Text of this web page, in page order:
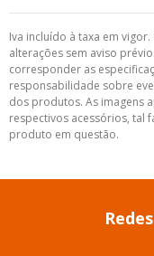
Iva incluído à taxa em
alterações sem aviso
corresponder as
responsabilidade sobre
dos produtos. As imagens
respectivos acessórios, tal
produto em questão.